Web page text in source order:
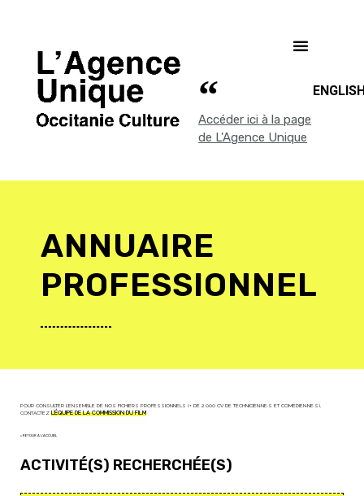
Accéder ici à la page
de L'Agence Unique
ANNUAIRE
PROFESSIONNEL
POUR CONSULTER L'ENSEMBLE DE NOS FICHIERS PROFESSIONNELS (+ DE 2 000 CV DE TECHNICIEN·NE·S ET COMÉDIEN·NE·S),
CONTACTEZ L'ÉQUIPE DE LA COMMISSION DU FILM
< RETOUR À L'ACCUEIL
ACTIVITÉ(S) RECHERCHÉE(S)